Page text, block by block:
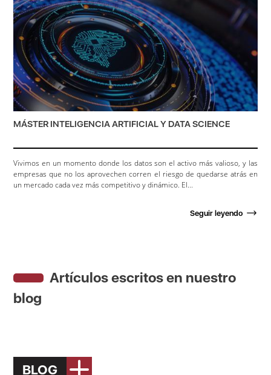
MÁSTER INTELIGENCIA ARTIFICIAL Y DATA SCIENCE
Vivimos en un momento donde los datos son el activo más valioso, y las
empresas que no los aprovechen corren el riesgo de quedarse atrás en
un mercado cada vez más competitivo y dinámico. El...
Seguir leyendo
Artículos escritos en nuestro
blog
BLOG